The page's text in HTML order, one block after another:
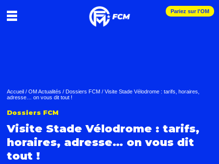
Pariez sur l'OM
Accueil / OM Actualités / Dossiers FCM / Visite Stade Vélodrome : tarifs, horaires,
adresse… on vous dit tout !
Dossiers FCM
Visite Stade Vélodrome : tarifs,
horaires, adresse… on vous dit
tout !